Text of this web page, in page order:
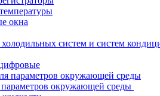
окна
систем и систем
окружающей среды